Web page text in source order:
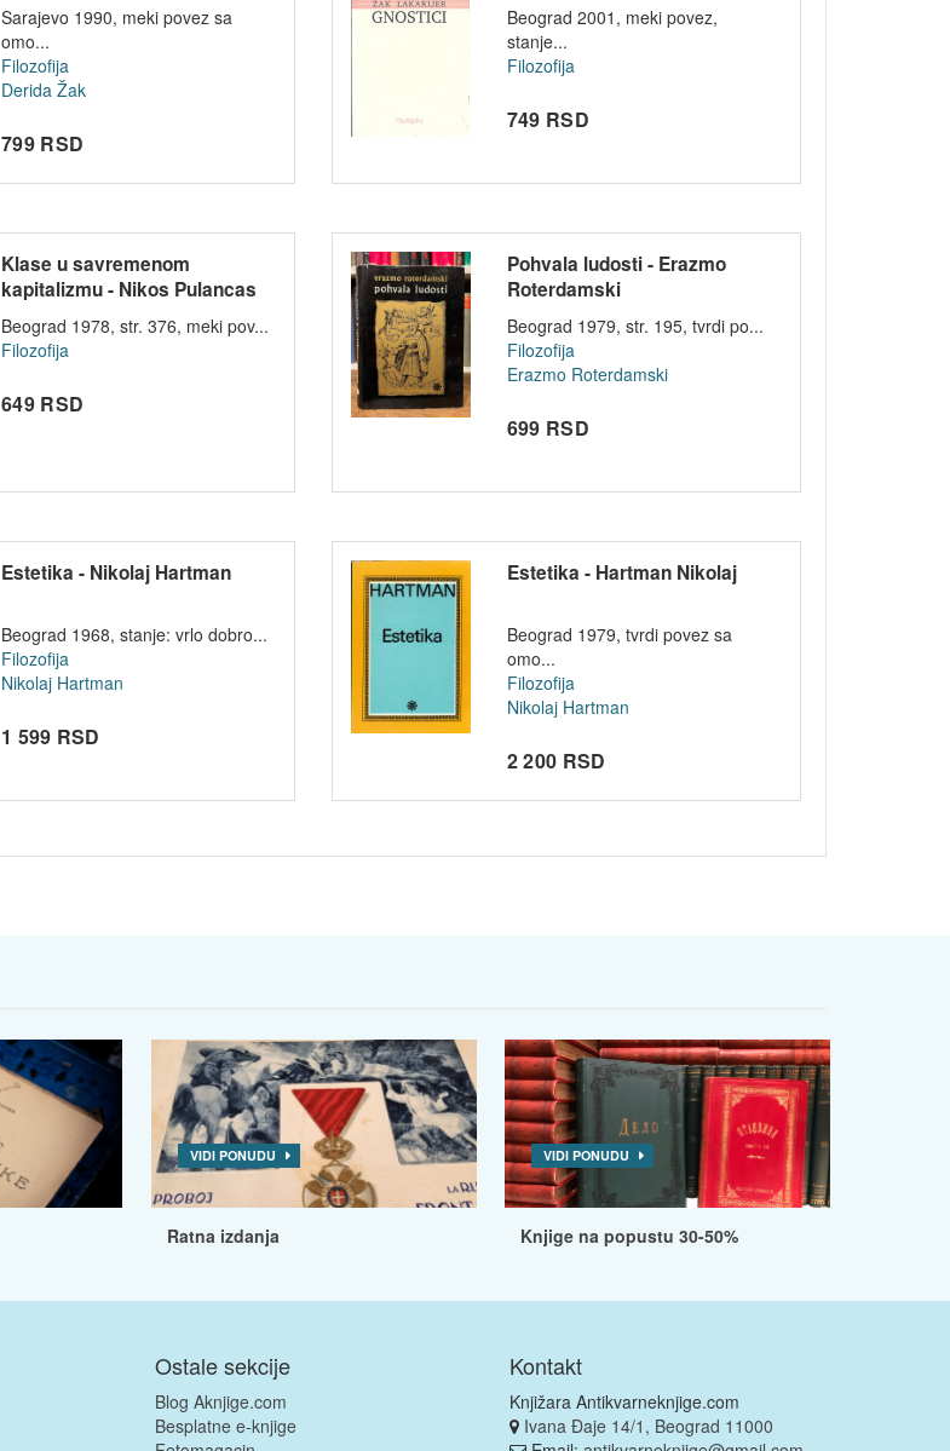
Sarajevo 1990, meki povez sa
omo...
Filozofija
Derida Žak
799 RSD
Beograd 2001, meki povez,
stanje...
Filozofija
749 RSD
Klase u savremenom
kapitalizmu - Nikos Pulancas
Beograd 1978, str. 376, meki pov...
Filozofija
649 RSD
Pohvala ludosti - Erazmo
Roterdamski
Beograd 1979, str. 195, tvrdi po...
Filozofija
Erazmo Roterdamski
699 RSD
Estetika - Nikolaj Hartman
Beograd 1968, stanje: vrlo dobro...
Filozofija
Nikolaj Hartman
1 599 RSD
Estetika - Hartman Nikolaj
Beograd 1979, tvrdi povez sa
omo...
Filozofija
Nikolaj Hartman
2 200 RSD
VIDI PONUDU
Ratna izdanja
VIDI PONUDU
Knjige na popustu 30-50%
Ostale sekcije
Blog Aknjige.com
Besplatne e-knjige
Kontakt
Knjižara Antikvarneknjige.com
Ivana Đaje 14/1, Beograd 11000